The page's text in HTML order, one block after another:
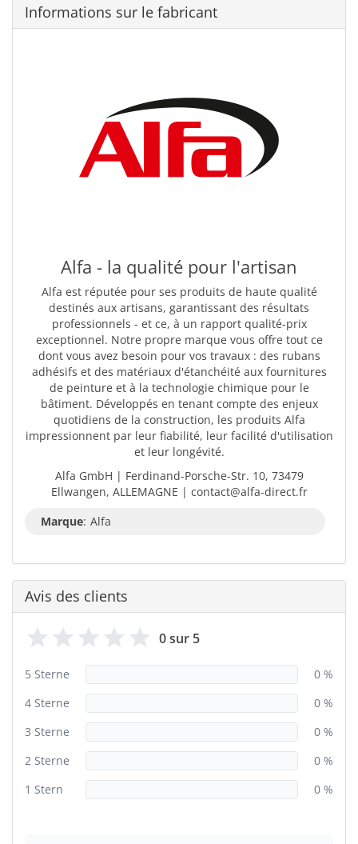
Informations sur le fabricant
Alfa - la qualité pour l'artisan
Alfa est réputée pour ses produits de haute qualité
destinés aux artisans, garantissant des résultats
professionnels - et ce, à un rapport qualité-prix
exceptionnel. Notre propre marque vous offre tout ce
dont vous avez besoin pour vos travaux : des rubans
adhésifs et des matériaux d'étanchéité aux fournitures
de peinture et à la technologie chimique pour le
bâtiment. Développés en tenant compte des enjeux
quotidiens de la construction, les produits Alfa
impressionnent par leur fiabilité, leur facilité d'utilisation
et leur longévité.
Alfa GmbH | Ferdinand-Porsche-Str. 10, 73479
Ellwangen, ALLEMAGNE | contact@alfa-direct.fr
Marque: Alfa
Avis des clients
0 sur 5
5 Sterne
0 %
4 Sterne
0 %
3 Sterne
0 %
2 Sterne
0 %
1 Stern
0 %